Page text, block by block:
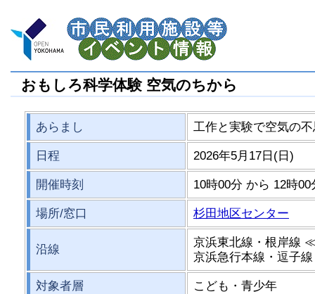
おもしろ科学体験 空気のちから
あらまし 工作と実験で空気の
日程 2026年5月17日(日)
開催時刻 10時00分 から 12時00
場所/窓口 杉田地区センター
沿線
京浜東北線・根岸線
京浜急行本線・逗
対象者層 こども・青少年